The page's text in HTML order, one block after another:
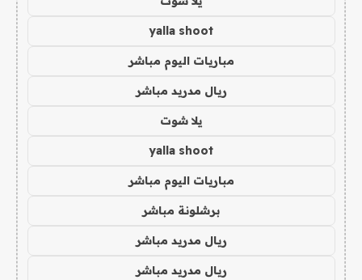
yalla shoot
مباريات اليوم مباشر
ريال مدريد مباشر
يلا شوت
yalla shoot
مباريات اليوم مباشر
برشلونة مباشر
ريال مدريد مباشر
ريال مدريد مباشر